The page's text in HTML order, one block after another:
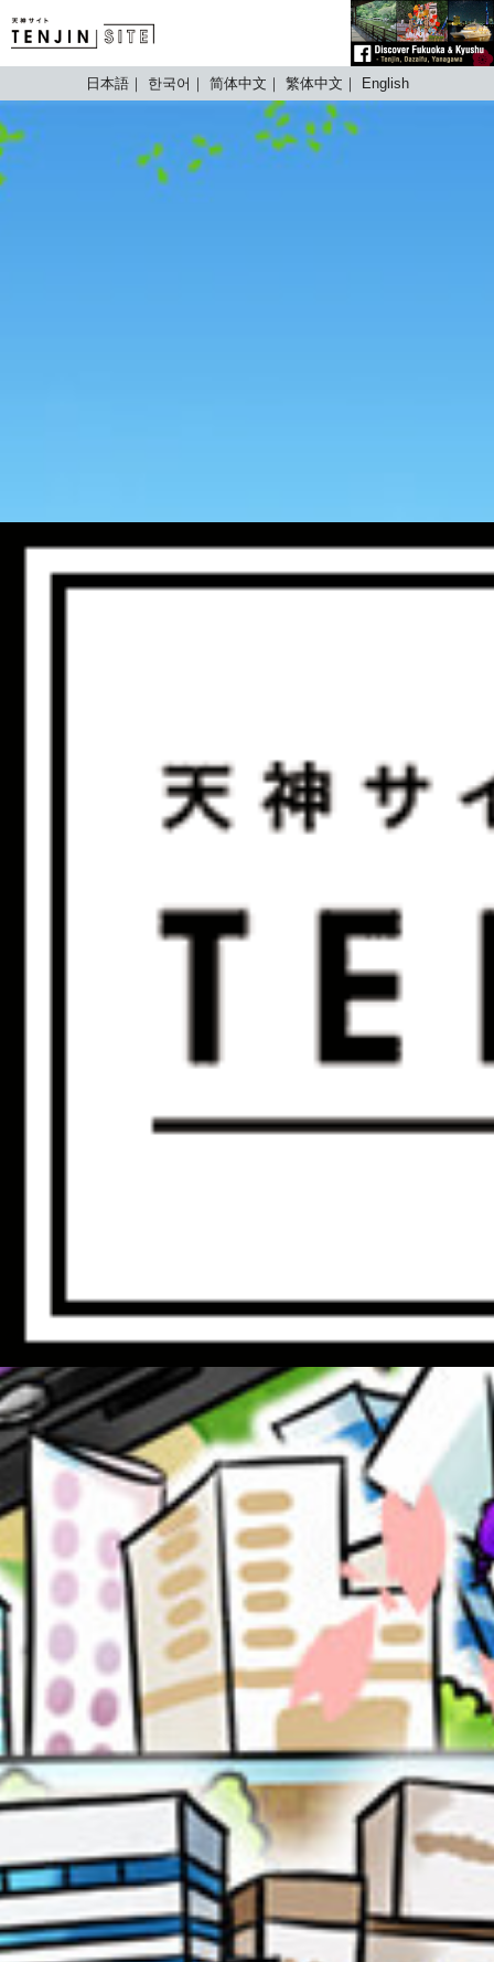
TENJIN SITE
日本語 한국어 简体中文 繁体中文 English